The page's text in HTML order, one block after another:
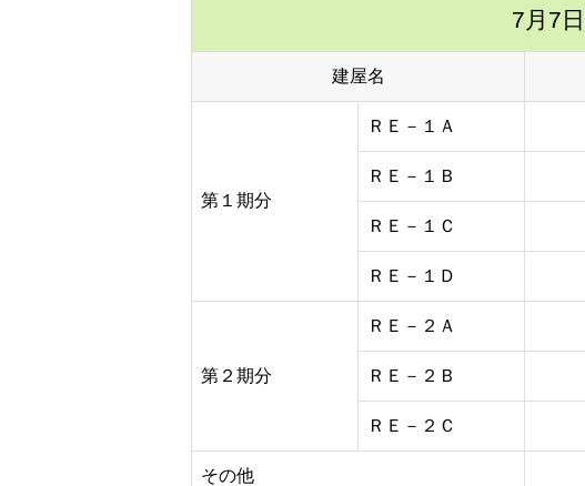
7月7
建屋名
第１期分
ＲＥ－１Ａ
ＲＥ－１Ｂ
ＲＥ－１Ｃ
ＲＥ－１Ｄ
第２期分
ＲＥ－２Ａ
ＲＥ－２Ｂ
ＲＥ－２Ｃ
その他